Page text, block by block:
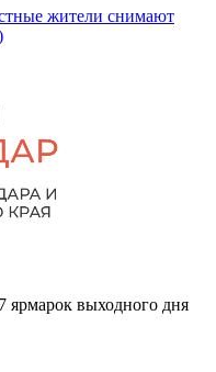
жители снимают
ярмарок выходного дня